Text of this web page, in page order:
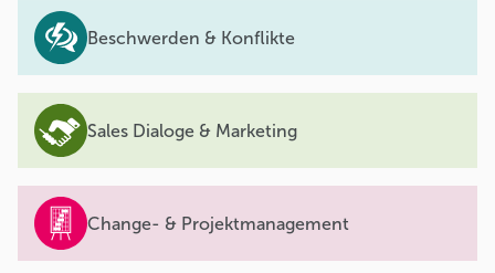
Beschwerden & Konflikte
Sales Dialoge & Marketing
Change- & Projektmanagement